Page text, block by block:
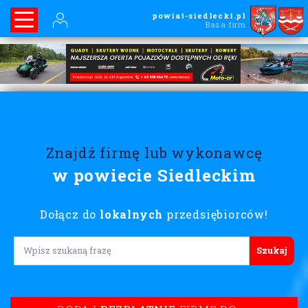
powiat-siedlecki.pl
Baza firm
Znajdź firmę lub wykonawcę
w powiecie Siedleckim
Dołącz do lokalnych przedsiębiorców!
Lorem ipsum